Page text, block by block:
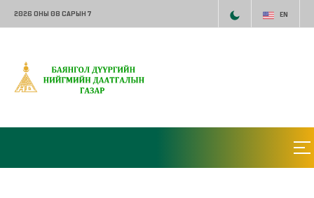
2026 ОНЫ 08 САРЫН 7 EN